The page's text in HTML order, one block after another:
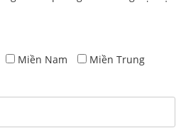
Miền Nam Miền Trung